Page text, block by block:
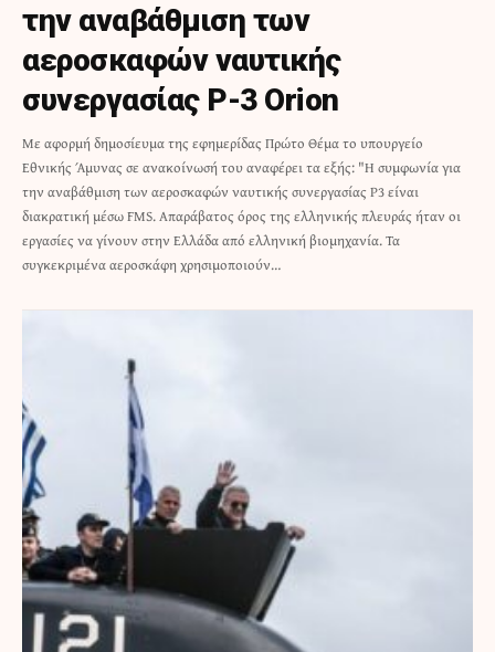
την αναβάθμιση των
αεροσκαφών ναυτικής
συνεργασίας P-3 Orion
Με αφορμή δημοσίευμα της εφημερίδας Πρώτο Θέμα το υπουργείο
Εθνικής Άμυνας σε ανακοίνωσή του αναφέρει τα εξής: "Η συμφωνία για
την αναβάθμιση των αεροσκαφών ναυτικής συνεργασίας P3 είναι
διακρατική μέσω FMS. Απαράβατος όρος της ελληνικής πλευράς ήταν οι
εργασίες να γίνουν στην Ελλάδα από ελληνική βιομηχανία. Τα
συγκεκριμένα αεροσκάφη χρησιμοποιούν…